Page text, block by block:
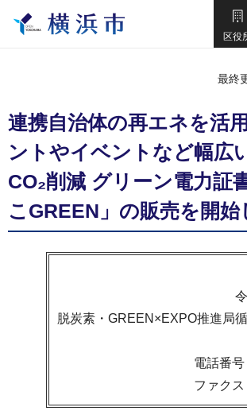
区役
最終
連携自治体の再エネを活
ントやイベントなど幅広
CO₂削減 グリーン電力証
こGREEN」の販売を開始
脱炭素・GREEN×EXPO推進局
電話番
ファク